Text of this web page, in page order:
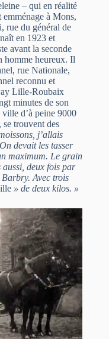
– qui en réalité
à Mons,
rue du général de
en 1923 et
avant la seconde
homme heureux. Il
rue Nationale,
reconnu et
Lille-Roubaix
minutes de son
d’à peine 9000
se trouvent des
j’allais
devait les tasser
maximum. Le grain
aussi, deux fois par
Avec trois
» de deux kilos. »